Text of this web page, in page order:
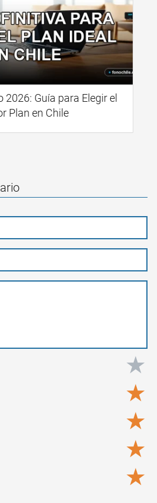
2026: Guía para Elegir el
Plan en Chile
★
★
★
★
★